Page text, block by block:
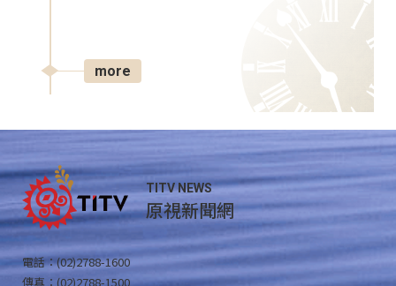
more
TITV NEWS
原視新聞網
電話：(02)2788-1600
傳真：(02)2788-1500